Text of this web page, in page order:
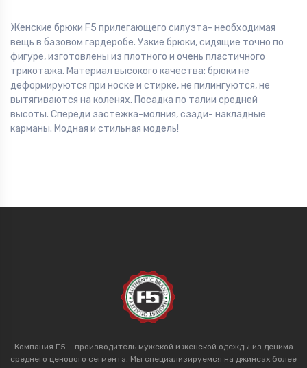
Женские брюки F5 прилегающего силуэта- необходимая
вещь в базовом гардеробе. Узкие брюки, сидящие точно по
фигуре, изготовлены из плотного и очень пластичного
трикотажа. Материал высокого качества: брюки не
деформируются при носке и стирке, не пилингуются, не
вытягиваются на коленях. Посадка по талии средней
высоты. Спереди застежка-молния, сзади- накладные
карманы. Модная и стильная модель!
Компания F5 – производитель мужской и женской одежды из денима
среднего ценового сегмента. Мы специализируемся на джинсах более